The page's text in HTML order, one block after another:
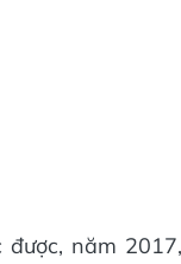
năm 2017,